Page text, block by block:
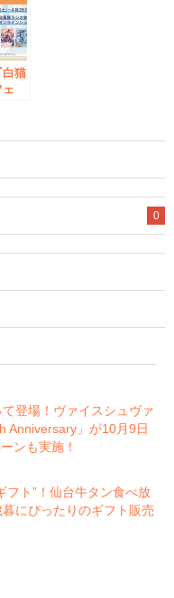
白猫
で開
0
登場！ヴァイスシュヴァ
Anniversary」が10月9日
ンも実施！
フト”！仙台牛タン食べ放
にぴったりのギフト販売